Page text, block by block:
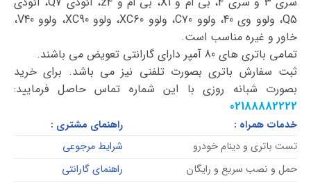
Q5، ولوو وی 40، ولوو C70، ولوو XC60، ولوو XC90، ولوو V40،
خاور و غیره مناسب است.
تمامی باتری های 80 آمپر دارای گارانتی تعویض می باشند.
ثبت سفارش باتری بصورت تلفنی نیز می باشد. برای خرید
بصورت شبانه روزی با این شماره تماس حاصل فرمایید:
02188882222
خدمات همراه :
راهنمای مشتری :
تست باتری و دینام خودرو
شرایط مرجوعی
حمل و نصب سریع و رایگان
راهنمای گارانتی